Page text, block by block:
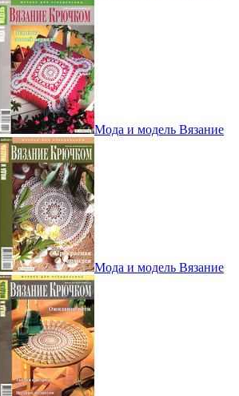
Мода и модель Вязание
Мода и модель Вязание